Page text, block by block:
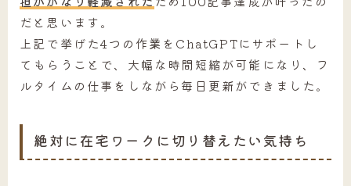
だと思います。
上記で挙げた4つの作業をChatGPTにサポートし
てもらうことで、大幅な時間短縮が可能になり、フ
ルタイムの仕事をしながら毎日更新ができました。
絶対に在宅ワークに切り替えたい気持ち